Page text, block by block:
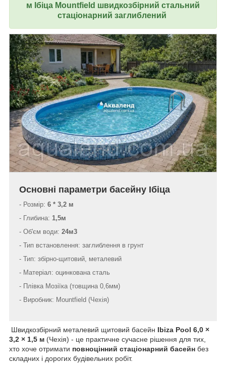
м Ібіца Mountfield швидкозбірний стальний
стаціонарний заглиблений
Основні параметри басейну Ібіца
- Розмір: 6 * 3,2 м
- Глибина: 1,5м
- Об'єм води: 24м3
- Тип встановлення: заглиблення в грунт
- Тип: збірно-щитовий, металевий
- Матеріал: оцинкована сталь
- Плівка Мозіїка (товщина 0,6мм)
- Виробник: Mountfield (Чехія)
Швидкозбірний металевий щитовий басейн Ibiza Pool 6,0 ×
3,2 × 1,5 м (Чехія) - це практичне сучасне рішення для тих,
хто хоче отримати повноцінний стаціонарний басейн без
складних і дорогих будівельних робіт.